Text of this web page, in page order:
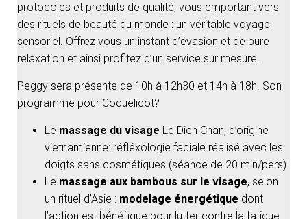
protocoles et produits de qualité, vous emportant vers
des rituels de beauté du monde : un véritable voyage
sensoriel. Offrez vous un instant d’évasion et de pure
relaxation et ainsi profitez d’un service sur mesure.
Peggy sera présente de 10h à 12h30 et 14h à 18h. Son
programme pour Coquelicot?
Le massage du visage Le Dien Chan, d’origine
vietnamienne: réfléxologie faciale réalisé avec les
doigts sans cosmétiques (séance de 20 min/pers)
Le massage aux bambous sur le visage, selon
un rituel d’Asie : modelage énergétique dont
l’action est bénéfique pour lutter contre la fatigue